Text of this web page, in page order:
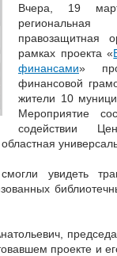
Вчера, 19
правозащитная
рамках проекта «
финансами»
финансовой
жители 10
Мероприятие
содействии
увидеть
проекте и